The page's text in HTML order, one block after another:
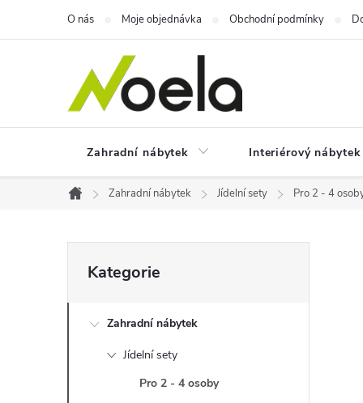
O nás Moje objednávka Obchodní podmínky
Zahradní nábytek Interiérový nábytek
Domů
Zahradní nábytek Jídelní sety Pro 2 - 4
o
kategorie
Kategorie
Zahradní nábytek
Jídelní sety
Pro 2 - 4 osoby